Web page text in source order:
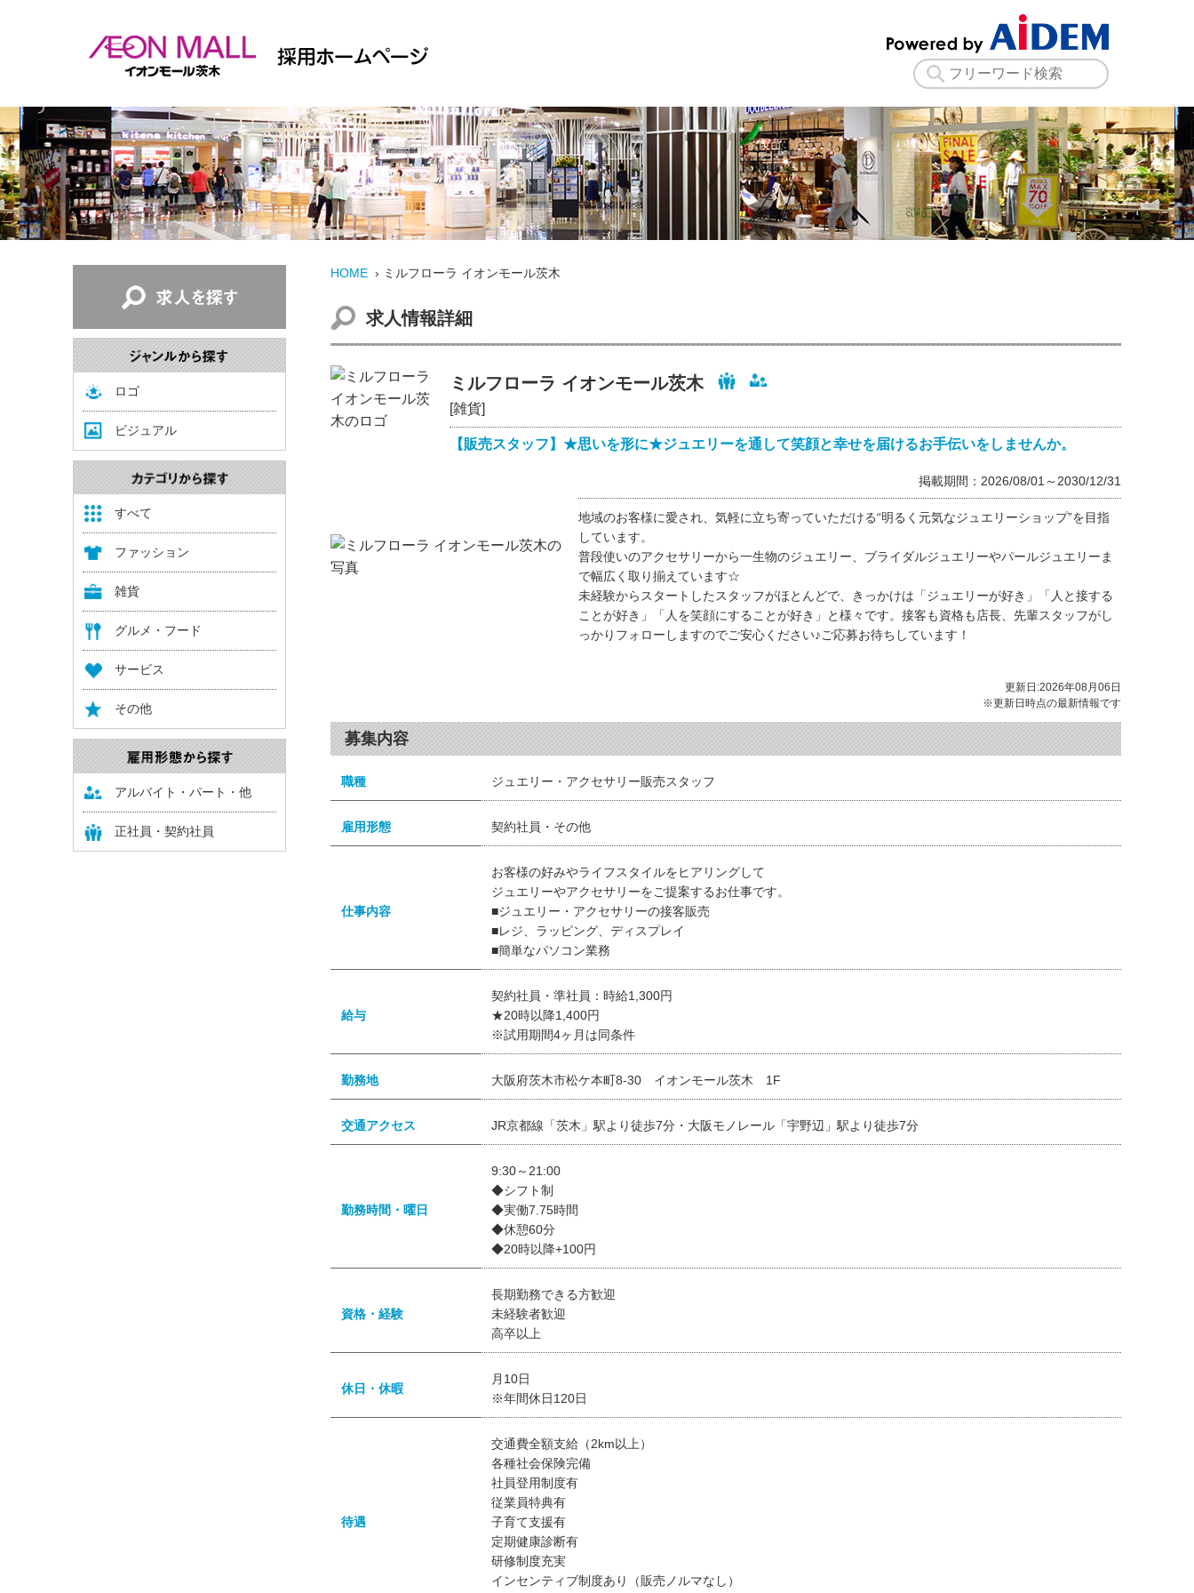
ロゴ
ビジュアル
すべて
ファッション
雑貨
グルメ・フード
サービス
その他
アルバイト・パート・他
正社員・契約社員
HOME › ミルフローラ イオンモール茨木
求人情報詳細
ミルフローラ イオンモール茨木
[雑貨]
【販売スタッフ】★思いを形に★ジュエリーを通して笑顔と幸せを届けるお手伝いをしませんか。
掲載期間：2026/08/01～2030/12/31
地域のお客様に愛され、気軽に立ち寄っていただける“明るく元気なジュエリーショップ”を目指
しています。
普段使いのアクセサリーから一生物のジュエリー、ブライダルジュエリーやパールジュエリーま
で幅広く取り揃えています☆
未経験からスタートしたスタッフがほとんどで、きっかけは「ジュエリーが好き」「人と接する
ことが好き」「人を笑顔にすることが好き」と様々です。接客も資格も店長、先輩スタッフがし
っかりフォローしますのでご安心ください♪ご応募お待ちしています！
更新日:2026年08月06日
※更新日時点の最新情報です
募集内容
職種 ジュエリー・アクセサリー販売スタッフ
雇用形態 契約社員・その他
仕事内容
お客様の好みやライフスタイルをヒアリングして
ジュエリーやアクセサリーをご提案するお仕事です。
■ジュエリー・アクセサリーの接客販売
■レジ、ラッピング、ディスプレイ
■簡単なパソコン業務
給与
契約社員・準社員：時給1,300円
★20時以降1,400円
※試用期間4ヶ月は同条件
勤務地 大阪府茨木市松ケ本町8-30 イオンモール茨木 1F
交通アクセス JR京都線「茨木」駅より徒歩7分・大阪モノレール「宇野辺」駅より徒歩7分
勤務時間・曜日
9:30～21:00
◆シフト制
◆実働7.75時間
◆休憩60分
◆20時以降+100円
資格・経験
長期勤務できる方歓迎
未経験者歓迎
高卒以上
休日・休暇
月10日
※年間休日120日
待遇
交通費全額支給（2km以上）
各種社会保険完備
社員登用制度有
従業員特典有
子育て支援有
定期健康診断有
研修制度充実
インセンティブ制度あり（販売ノルマなし）